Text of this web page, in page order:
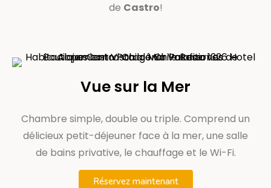
de Castro!
Vue sur la Mer
Chambre simple, double ou triple. Comprend un
délicieux petit-déjeuner face à la mer, une salle
de bains privative, le chauffage et le Wi-Fi.
Réservez maintenant